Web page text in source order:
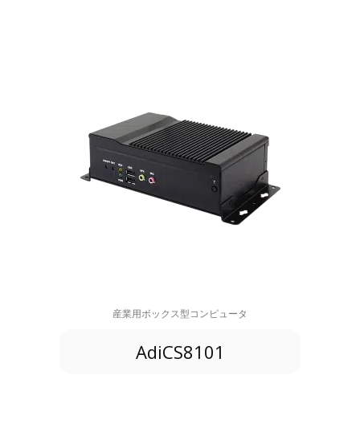
産業用ボックス型コンピュータ
AdiCS8101